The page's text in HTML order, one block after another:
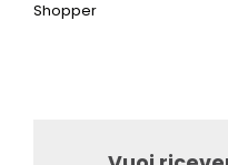
Shopper